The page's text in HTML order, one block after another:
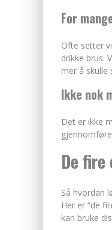
For
Ofte setter
drikke brus.
mer å skulle
Ikke nok
Det er ikke
De
Så hvordan
Her er “de
kan bruke